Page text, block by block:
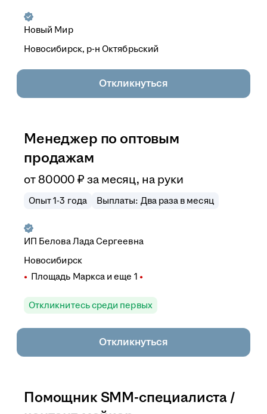
Новый Мир
Новосибирск, р-н Октябрьский
Откликнуться
Менеджер по оптовым
продажам
от80 000 ₽ за месяц, на руки
Опыт 1-3 года Выплаты: Два раза в месяц
ИП Белова Лада Сергеевна
Новосибирск
Площадь Маркса и еще 1
Откликнитесь среди первых
Откликнуться
Помощник SMM-специалиста /